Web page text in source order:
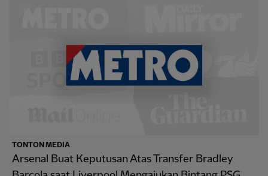
TONTON MEDIA
Arsenal Buat Keputusan Atas Transfer Bradley